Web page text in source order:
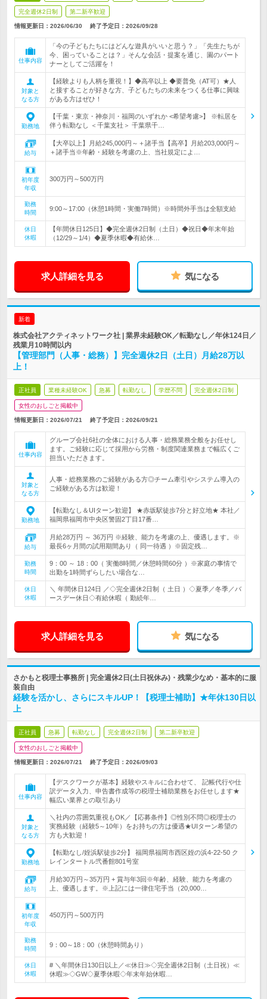
完全週休2日制 第二新卒歓迎
情報更新日：2026/06/30 終了予定日： 2026/09/28
仕事内容
「今の子どもたちにはどんな遊具がいいと思う？」「先生たちが
今、困っていることは？」そんな会話・提案を通じ、園のパート
ナーとしてご活躍を！
対象と
なる方
【経験よりも人柄を重視！】◆高卒以上 ◆要普免（AT可）★人
と接することが好きな方、子どもたちの未来をつくる仕事に興味
がある方はぜひ！
勤務地
【千葉・東京・神奈川・福岡のいずれか <希望考慮>】 ※転居を
伴う転勤なし ＜千葉支社＞ 千葉県千…
給与
【大卒以上】月給245,000円～＋諸手当【高卒】月給203,000円～
＋諸手当※年齢・経験を考慮の上、当社規定によ…
初年度
年収
300万円～500万円
勤務
時間
9:00～17:00（休憩1時間・実働7時間）※時間外手当は全額支給
休日
休暇
【年間休日125日】◆完全週休2日制（土日）◆祝日◆年末年始
（12/29～1/4）◆夏季休暇◆有給休…
求人詳細を見る 気になる
新着
株式会社アクティネットワーク社 | 業界未経験OK／転勤なし／年休124日／
残業月10時間以内
【管理部門（人事・総務）】完全週休2日（土日）月給28万以
上！
正社員 業種未経験OK 急募 転勤なし 学歴不問 完全週休2日制
女性のおしごと掲載中
情報更新日：2026/07/21 終了予定日： 2026/09/21
仕事内容
グループ会社6社の全体における人事・総務業務全般をお任せし
ます。ご経験に応じて採用から労務・制度関連業務まで幅広くご
担当いただきます。
対象と
なる方
人事・総務業務のご経験がある方◎チーム牽引やシステム導入の
ご経験がある方は歓迎！
勤務地
【転勤なし＆UIターン歓迎】 ★赤坂駅徒歩7分と好立地★ 本社／
福岡県福岡市中央区警固2丁目17番…
給与
月給28万円 ～ 36万円 ※経験、能力を考慮の上、優遇します。※
最長6ヶ月間の試用期間あり（ 同一待遇 ）※固定残…
勤務
時間
9：00 ～ 18：00（ 実働8時間／休憩時間60分 ）※家庭の事情で
出勤を1時間ずらしたい場合な…
休日
休暇
＼ 年間休日124日 ／◇完全週休2日制（ 土日 ）◇夏季／冬季／バ
ースデー休日◇有給休暇（ 勤続年…
求人詳細を見る 気になる
さかもと税理士事務所 | 完全週休2日(土日祝休み)・残業少なめ・基本的に服
装自由
経験を活かし、さらにスキルUP！【税理士補助】★年休130日以
上
正社員 急募 転勤なし 完全週休2日制 第二新卒歓迎
女性のおしごと掲載中
情報更新日：2026/07/21 終了予定日： 2026/09/03
仕事内容
【デスクワークが基本】経験やスキルに合わせて、 記帳代行や仕
訳データ入力、申告書作成等の税理士補助業務をお任せします★
幅広い業界との取引あり
対象と
なる方
＼社内の雰囲気重視もOK／【応募条件】◎性別不問◎税理士の
実務経験（経験5～10年）をお持ちの方は優遇★UIターン希望の
方も大歓迎！
勤務地
【転勤なし/姪浜駅徒歩2分】 福岡県福岡市西区姪の浜4-22-50 ク
レインタートル弐番館801号室
給与
月給30万円～35万円 + 賞与年3回※年齢、経験、能力を考慮の
上、優遇します。※上記には一律住宅手当（20,000…
初年度
年収
450万円～500万円
勤務
時間
9：00～18：00（休憩時間あり）
休日
休暇
# ＼年間休日130日以上／≪休日≫◇完全週休2日制（土日祝）≪
休暇≫◇GW◇夏季休暇◇年末年始休暇…